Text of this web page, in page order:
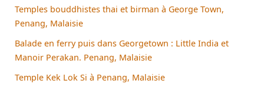
Temples bouddhistes thai et birman à George Town,
Penang, Malaisie
Balade en ferry puis dans Georgetown : Little India et
Manoir Perakan. Penang, Malaisie
Temple Kek Lok Si à Penang, Malaisie